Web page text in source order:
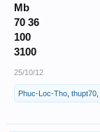
Mb
70 36
100
3100
25/10/12
Phuc-Loc-Tho thupt70